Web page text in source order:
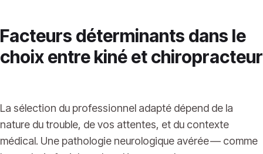
Facteurs déterminants dans le
choix entre kiné et chiropracteur
La sélection du professionnel adapté dépend de la
nature du trouble, de vos attentes, et du contexte
médical. Une pathologie neurologique avérée — comme